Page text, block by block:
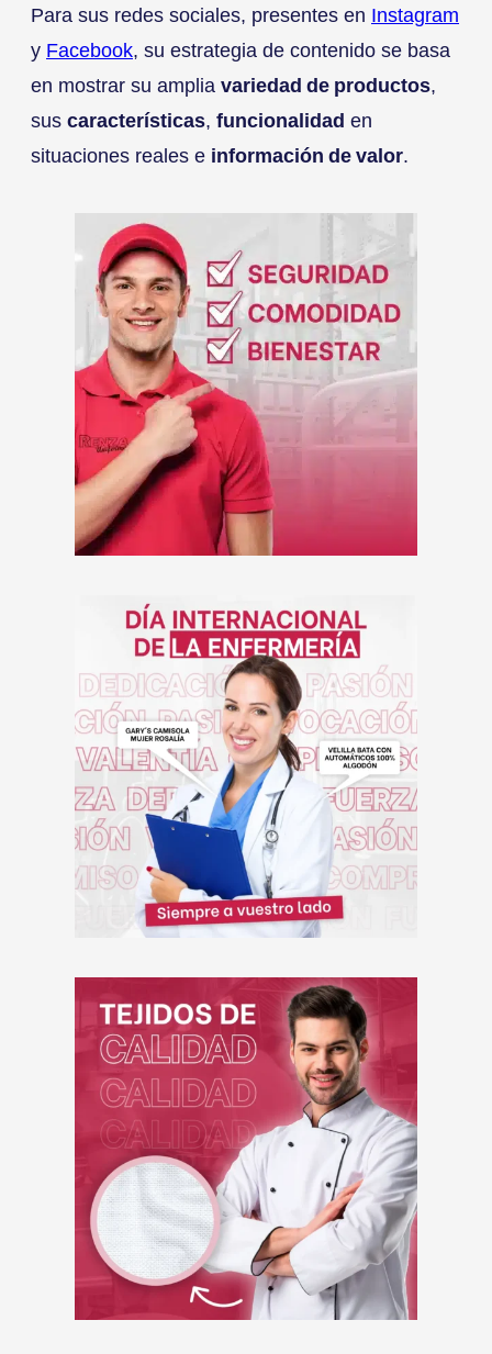
Para sus redes sociales, presentes en Instagram
y Facebook, su estrategia de contenido se basa
en mostrar su amplia variedad de productos,
sus características, funcionalidad en
situaciones reales e información de valor.